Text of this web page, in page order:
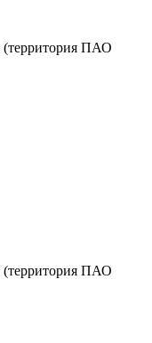
(территория ПАО
(территория ПАО